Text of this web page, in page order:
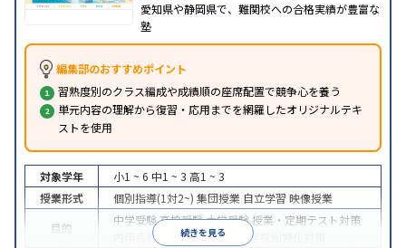
愛知県や静岡県で、難関校への合格実績が豊富な
塾
編集部のおすすめポイント
習熟度別のクラス編成や成績順の座席配置で競争心を養う
単元内容の理解から復習・応用までを網羅したオリジナルテキ
ストを使用
続きを見る
対象学年 小1 ~ 6 中1 ~ 3 高1 ~ 3
授業形式
個別指導(1対2~) 集団授業 自立学習 映像授業
目的
中学受験高校受験大学受験 授業・定期テスト対策
内申点対策
学習習慣の定着
学校別特化対策